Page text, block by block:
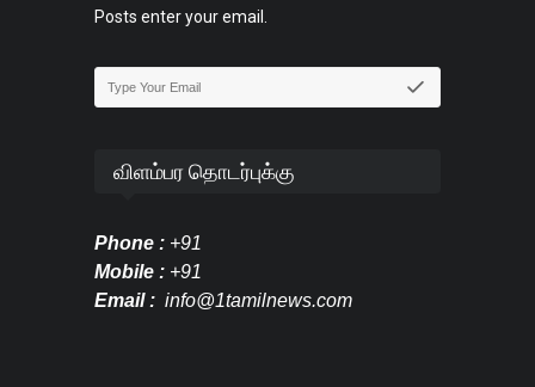
Posts enter your email.
விளம்பர தொடர்புக்கு
Phone : +91
Mobile : +91
Email : info@1tamilnews.com